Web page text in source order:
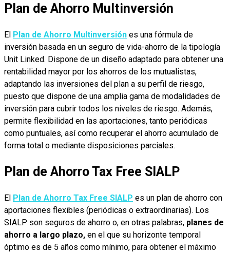
Plan de Ahorro Multinversión
El Plan de Ahorro Multinversión es una fórmula de
inversión basada en un seguro de vida-ahorro de la tipología
Unit Linked. Dispone de un diseño adaptado para obtener una
rentabilidad mayor por los ahorros de los mutualistas,
adaptando las inversiones del plan a su perfil de riesgo,
puesto que dispone de una amplia gama de modalidades de
inversión para cubrir todos los niveles de riesgo. Además,
permite flexibilidad en las aportaciones, tanto periódicas
como puntuales, así como recuperar el ahorro acumulado de
forma total o mediante disposiciones parciales.
Plan de Ahorro Tax Free SIALP
El Plan de Ahorro Tax Free SIALP es un plan de ahorro con
aportaciones flexibles (periódicas o extraordinarias). Los
SIALP son seguros de ahorro o, en otras palabras, planes de
ahorro a largo plazo, en el que su horizonte temporal
óptimo es de 5 años como mínimo, para obtener el máximo